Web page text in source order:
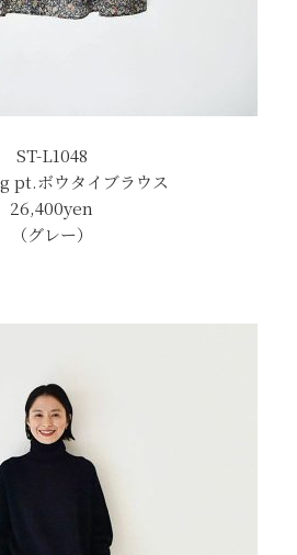
ST-L1048
pt.ボウタイブラウス
26,400yen
（グレー）